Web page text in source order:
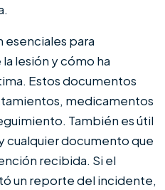
esenciales para
lesión y cómo ha
Estos documentos
medicamentos
También es útil
cualquier documento que
recibida. Si el
un reporte del incidente,